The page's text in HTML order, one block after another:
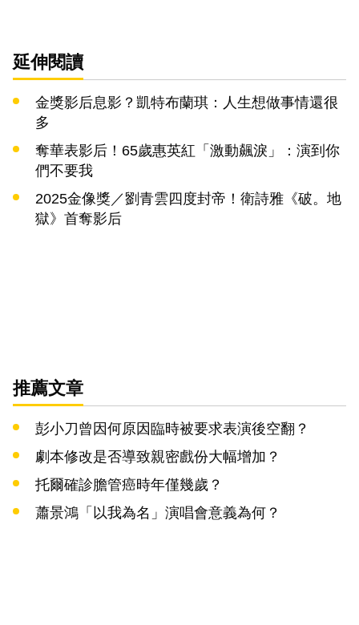
延伸閱讀
金獎影后息影？凱特布蘭琪：人生想做事情還很
多
奪華表影后！65歲惠英紅「激動飆淚」：演到你
們不要我
2025金像獎／劉青雲四度封帝！衛詩雅《破。地
獄》首奪影后
推薦文章
彭小刀曾因何原因臨時被要求表演後空翻？
劇本修改是否導致親密戲份大幅增加？
托爾確診膽管癌時年僅幾歲？
蕭景鴻「以我為名」演唱會意義為何？